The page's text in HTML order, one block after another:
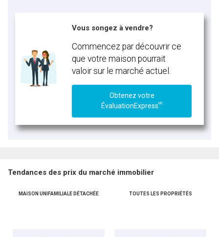
Vous songez à vendre?
Commencez par découvrir ce
que votre maison pourrait
valoir sur le marché actuel.
Obtenez votre
ÉvaluationExpressMC
Tendances des prix du marché immobilier
MAISON UNIFAMILIALE DÉTACHÉE TOUTES LES PROPRIÉTÉS